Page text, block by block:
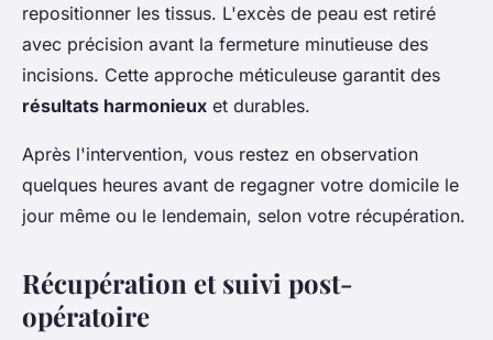
repositionner les tissus. L'excès de peau est retiré
avec précision avant la fermeture minutieuse des
incisions. Cette approche méticuleuse garantit des
résultats harmonieux et durables.
Après l'intervention, vous restez en observation
quelques heures avant de regagner votre domicile le
jour même ou le lendemain, selon votre récupération.
Récupération et suivi post-
opératoire